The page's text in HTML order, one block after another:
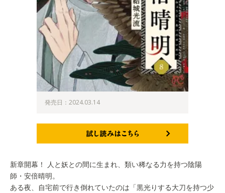
発売日：2024.03.14
新章開幕！ 人と妖との間に生まれ、類い稀なる力を持つ陰陽
師・安倍晴明。
ある夜、自宅前で行き倒れていたのは「黒光りする大刀を持つ少